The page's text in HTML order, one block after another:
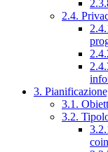
2.4.
3.
3.1.
3.2.